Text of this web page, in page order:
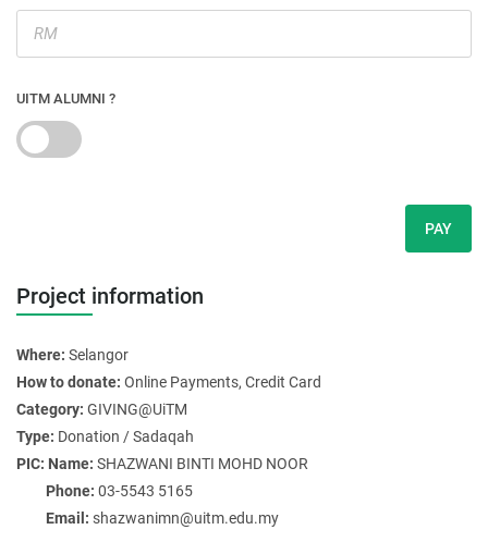
UITM ALUMNI ?
PAY
Project information
Where: Selangor
How to donate: Online Payments, Credit Card
Category: GIVING@UiTM
Type: Donation / Sadaqah
PIC: Name: SHAZWANI BINTI MOHD NOOR
Phone: 03-5543 5165
Email: shazwanimn@uitm.edu.my